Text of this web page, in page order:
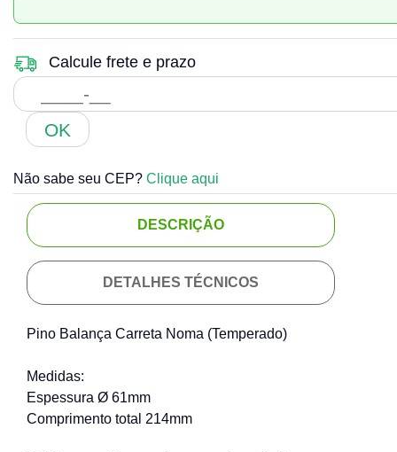
Calcule frete e prazo
OK
Não sabe seu CEP? Clique aqui
DESCRIÇÃO
DETALHES TÉCNICOS
Pino Balança Carreta Noma (Temperado)
Medidas:
Espessura Ø 61mm
Comprimento total 214mm